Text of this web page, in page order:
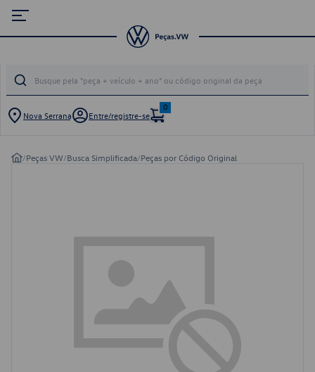
Nova Serrana Entre/registre-se
0
/Peças VW/Busca Simplificada/Peças por Código Original